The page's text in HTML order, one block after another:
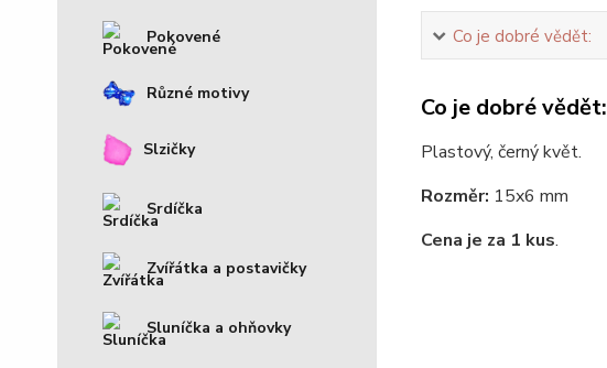
Pokovené
Různé motivy
Slzičky
Srdíčka
Zvířátka a postavičky
Sluníčka a ohňovky
Co je dobré vědět:
Co je dobré vědět:
Plastový, černý květ.
Rozměr: 15x6 mm
Cena je za 1 kus.